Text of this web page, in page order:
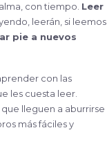
con tiempo. Leer
leerán, si leemos
pie a nuevos
con las
les cuesta leer.
lleguen a aburrirse
más fáciles y